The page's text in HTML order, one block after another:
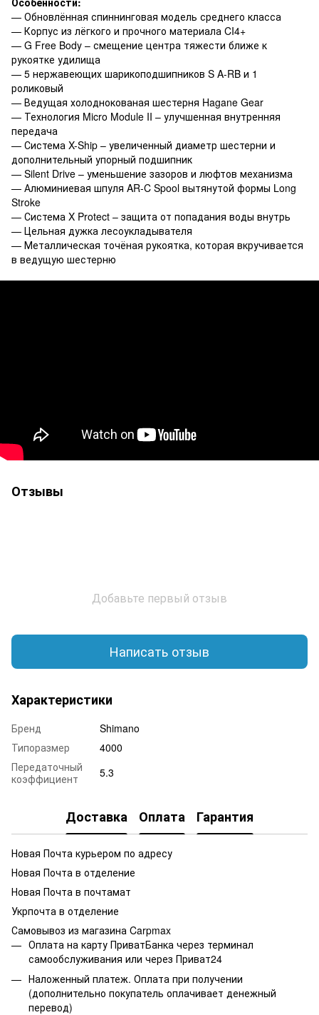
— Обновлённая спиннинговая модель среднего класса
— Корпус из лёгкого и прочного материала CI4+
— G Free Body – смещение центра тяжести ближе к
рукоятке удилища
— 5 нержавеющих шарикоподшипников S A-RB и 1
роликовый
— Ведущая холоднокованая шестерня Hagane Gear
— Технология Micro Module II – улучшенная внутренняя
передача
— Система X-Ship – увеличенный диаметр шестерни и
дополнительный упорный подшипник
— Silent Drive – уменьшение зазоров и люфтов механизма
— Алюминиевая шпуля AR-C Spool вытянутой формы Long
Stroke
— Система X Protect – защита от попадания воды внутрь
— Цельная дужка лесоукладывателя
— Металлическая точёная рукоятка, которая вкручивается
в ведущую шестерню
Отзывы
Добавьте первый отзыв
Написать отзыв
Характеристики
Бренд
Shimano
Типоразмер
4000
Передаточный
коэффициент
5.3
Доставка Оплата Гарантия
Новая Почта курьером по адресу
Новая Почта в отделение
Новая Почта в почтамат
Укрпочта в отделение
Самовывоз из магазина Carpmax
Оплата на карту ПриватБанка через терминал
самообслуживания или через Приват24
Наложенный платеж. Оплата при получении
(дополнительно покупатель оплачивает денежный
перевод)